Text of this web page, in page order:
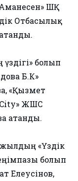
ШҚ
Отбасылық
болып
Б.К»
«Қызмет
City» ЖШС
атанды.
«Үздік
болып
Елеусінов,